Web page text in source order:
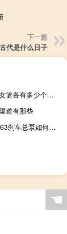
下一篇
代是什么日子
世界男篮和女篮各有多少个国家队 中国篮球国家队名单
道有那些
长安之星6363刹车总泵如何更换 长安之星6363改装
☚